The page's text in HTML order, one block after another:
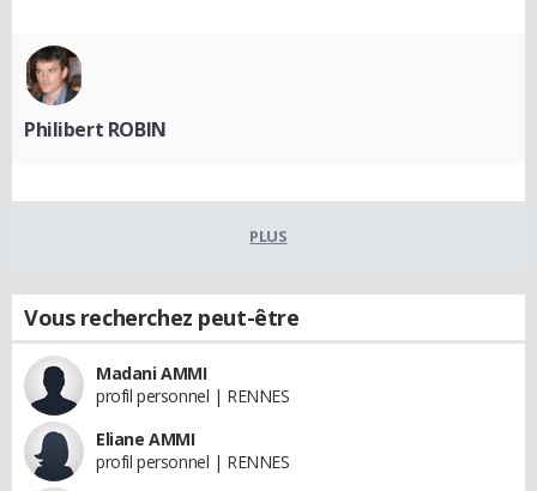
Philibert ROBIN
PLUS
Vous recherchez peut-être
Madani AMMI
profil personnel | RENNES
Eliane AMMI
profil personnel | RENNES